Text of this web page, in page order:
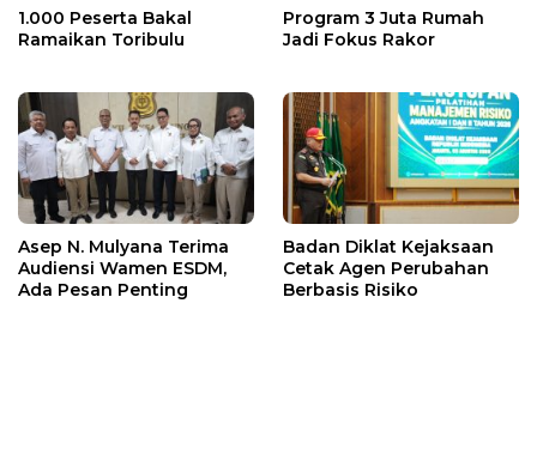
1.000 Peserta Bakal
Ramaikan Toribulu
Program 3 Juta Rumah
Jadi Fokus Rakor
Asep N. Mulyana Terima
Audiensi Wamen ESDM,
Ada Pesan Penting
Badan Diklat Kejaksaan
Cetak Agen Perubahan
Berbasis Risiko